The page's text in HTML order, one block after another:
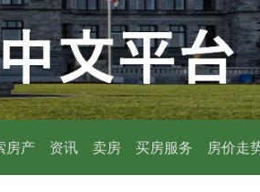
房产 资讯 卖房 买房服务 房价走